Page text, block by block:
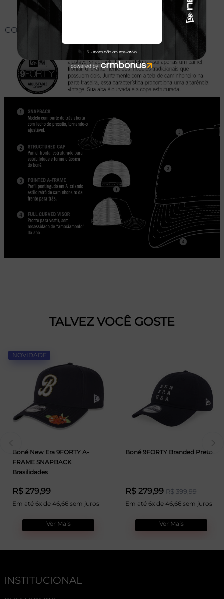
CONHEÇA O MODELO DO BONÉ
TALVEZ VOCÊ GOSTE
NOVIDADE
Boné New Era 9FORTY A-
FRAME SNAPBACK
Brasilidades
R$ 279,99
Em até 6x de 46,66 sem juros
Ver Mais
Boné 9FORTY Branded Preto
R$ 279,99 R$ 399,99
Em até 6x de 46,66 sem juros
Ver Mais
INSTITUCIONAL